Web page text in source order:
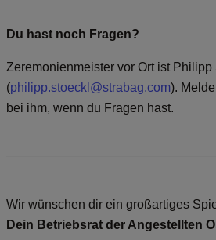
Du hast noch Fragen?
Zeremonienmeister vor Ort ist Philipp
(philipp.stoeckl@strabag.com).
bei ihm, wenn du Fragen hast.
Wir wünschen dir ein großartiges
Dein Betriebsrat der Angestellten